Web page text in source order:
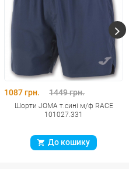
1087 грн. 1449 грн.
Шорти JOMA т.сині м/ф RACE
101027.331
До кошику